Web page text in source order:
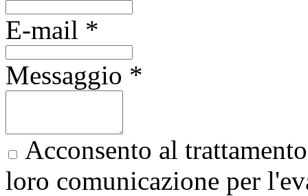
E-mail *
Messaggio *
Acconsento al
loro comunicazione per